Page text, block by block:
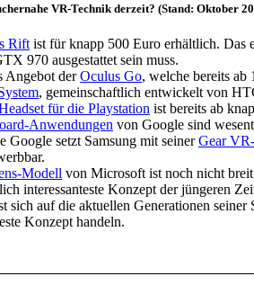
VR-Technik derzeit? (Stand: Oktober
Rift ist für knapp 500 Euro erhältlich. Das
970 ausgestattet sein muss.
Angebot derOculus Go, welche bereits
, gemeinschaftlich entwickelt von
für die Playstation ist bereits ab
Anwendungen von Google sind
Google setzt Samsung mit seinerGear
Modell von Microsoft ist noch nicht
interessanteste Konzept der jüngeren
sich auf die aktuellen Generationen
Konzept handeln.